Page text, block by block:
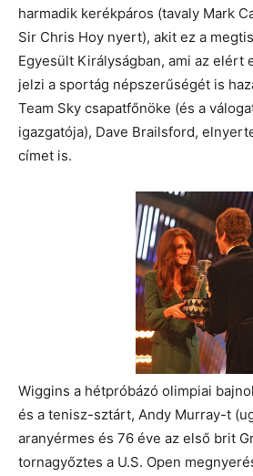
harmadik kerékpáros (tavaly Mark
Sir Chris Hoy nyert), akit ez a
Egyesült Királyságban, ami az elért
jelzi a sportág népszerűségét is
Team Sky csapatfőnöke (és a
igazgatója), Dave Brailsford,
címet is.
Wiggins a hétpróbázó olimpiai
és a tenisz-sztárt, Andy Murray-t
aranyérmes és 76 éve az első brit
tornagyőztes a U.S. Open